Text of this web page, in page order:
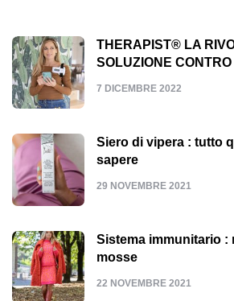
THERAPIST® LA
SOLUZIONE CONTRO
7 DICEMBRE 2022
Siero di vipera : tutto
sapere
29 NOVEMBRE 2021
Sistema immunitario :
mosse
22 NOVEMBRE 2021